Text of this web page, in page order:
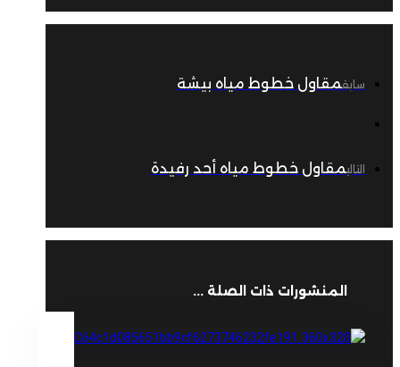
سابقمقاول خطوط مياه بيشة
التاليمقاول خطوط مياه أحد رفيدة
المنشورات ذات الصلة ...